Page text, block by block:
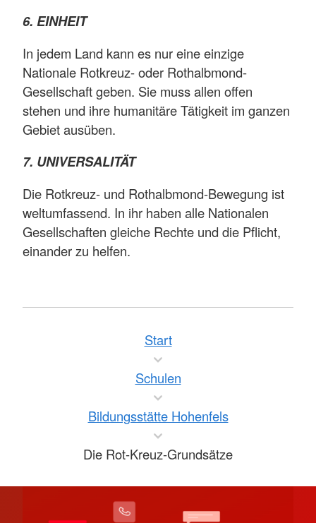
6. EINHEIT
In jedem Land kann es nur eine einzige
Nationale Rotkreuz- oder Rothalbmond-
Gesellschaft geben. Sie muss allen offen
stehen und ihre humanitäre Tätigkeit im ganzen
Gebiet ausüben.
7. UNIVERSALITÄT
Die Rotkreuz- und Rothalbmond-Bewegung ist
weltumfassend. In ihr haben alle Nationalen
Gesellschaften gleiche Rechte und die Pflicht,
einander zu helfen.
Start
Schulen
Bildungsstätte Hohenfels
Die Rot-Kreuz-Grundsätze